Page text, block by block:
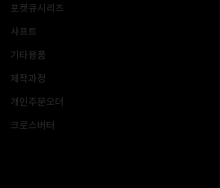
포켓큐시리즈
샤프트
기타용품
제작과정
개인주문오더
크로스버터